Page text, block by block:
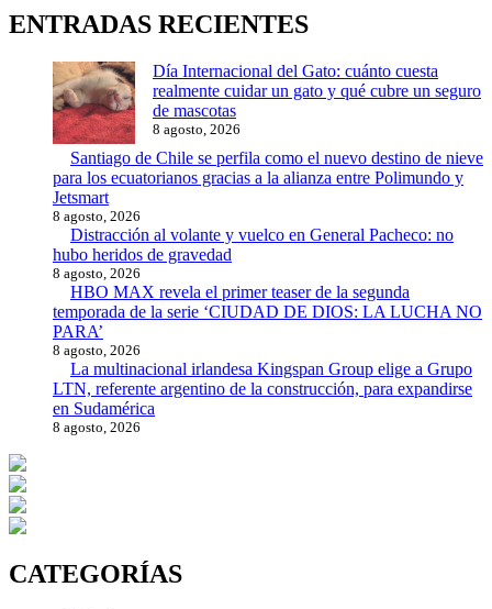
ENTRADAS RECIENTES
Día Internacional del Gato: cuánto cuesta
realmente cuidar un gato y qué cubre un seguro
de mascotas
8 agosto, 2026
Santiago de Chile se perfila como el nuevo destino de nieve
para los ecuatorianos gracias a la alianza entre Polimundo y
Jetsmart
8 agosto, 2026
Distracción al volante y vuelco en General Pacheco: no
hubo heridos de gravedad
8 agosto, 2026
HBO MAX revela el primer teaser de la segunda
temporada de la serie ‘CIUDAD DE DIOS: LA LUCHA NO
PARA’
8 agosto, 2026
La multinacional irlandesa Kingspan Group elige a Grupo
LTN, referente argentino de la construcción, para expandirse
en Sudamérica
8 agosto, 2026
CATEGORÍAS